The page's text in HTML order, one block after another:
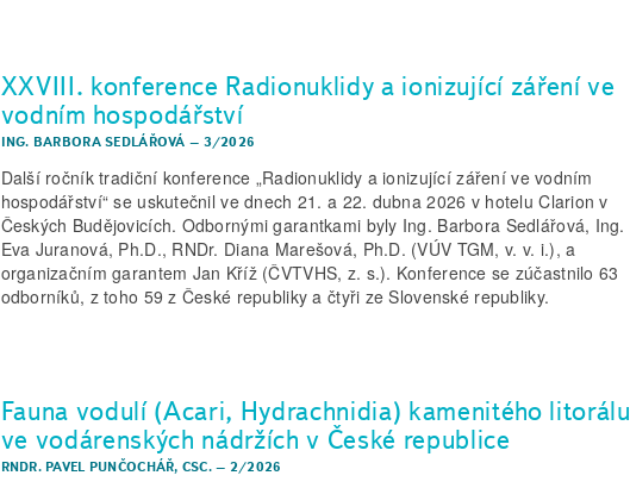
XXVIII. konference Radionuklidy a ionizující záření ve
vodním hospodářství
ING. BARBORA SEDLÁŘOVÁ – 3/2026
Další ročník tradiční konference „Radionuklidy a ionizující záření ve vodním
hospodářství“ se uskutečnil ve dnech 21. a 22. dubna 2026 v hotelu Clarion v
Českých Budějovicích. Odbornými garantkami byly Ing. Barbora Sedlářová, Ing.
Eva Juranová, Ph.D., RNDr. Diana Marešová, Ph.D. (VÚV TGM, v. v. i.), a
organizačním garantem Jan Kříž (ČVTVHS, z. s.). Konference se zúčastnilo 63
odborníků, z toho 59 z České republiky a čtyři ze Slovenské republiky.
Fauna vodulí (Acari, Hydrachnidia) kamenitého litorálu
ve vodárenských nádržích v České republice
RNDR. PAVEL PUNČOCHÁŘ, CSC. – 2/2026